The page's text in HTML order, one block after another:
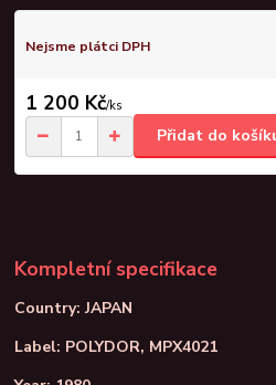
Nejsme plátci DPH
1 200 Kč/ks
Přidat do
Kompletní specifikace
Country: JAPAN
Label: POLYDOR, MPX4021